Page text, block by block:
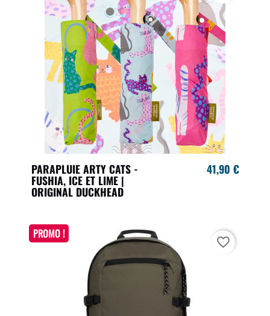
PARAPLUIE ARTY CATS -
FUSHIA, ICE ET LIME |
ORIGINAL DUCKHEAD
41,90 €
PROMO !
favorite_border